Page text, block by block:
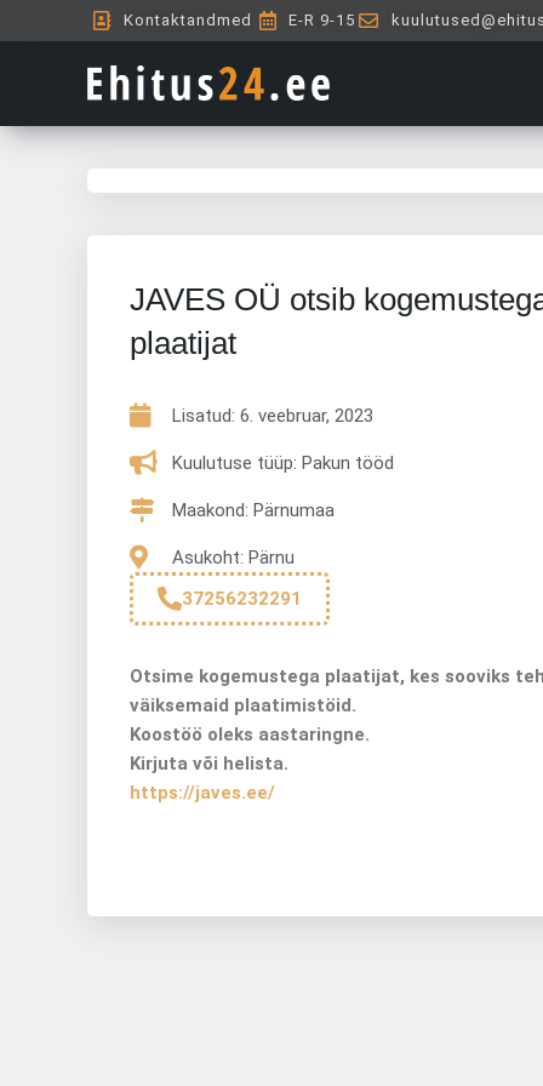
to
Kontaktandmed E-R 9-15
JAVES OÜ otsib
plaatijat
Lisatud: 6. veebruar, 2023
Kuulutuse tüüp: Pakun tööd
Maakond: Pärnumaa
Asukoht: Pärnu
37256232291
Otsime kogemustega plaatijat, kes sooviks
väiksemaid plaatimistöid.
Koostöö oleks aastaringne.
Kirjuta või helista.
https://javes.ee/